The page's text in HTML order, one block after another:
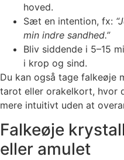
hoved.
Sæt en intention, fx:
min indre sandhed.”
Bliv siddende i 5–15
i krop og sind.
Du kan også tage falkeøje
tarot eller orakelkort, hvor
mere intuitivt uden at
Falkeøje
eller amulet